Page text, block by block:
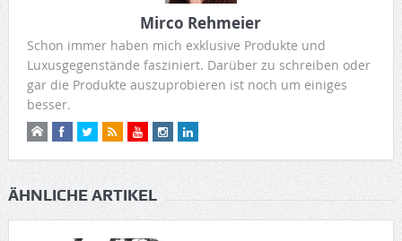
Mirco Rehmeier
Schon immer haben mich exklusive Produkte und
Luxusgegenstände fasziniert. Darüber zu schreiben oder
gar die Produkte auszuprobieren ist noch um einiges
besser.
ÄHNLICHE ARTIKEL